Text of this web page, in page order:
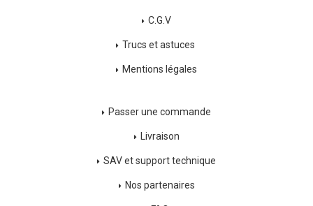
C.G.V
Trucs et astuces
Mentions légales
Passer une commande
Livraison
SAV et support technique
Nos partenaires